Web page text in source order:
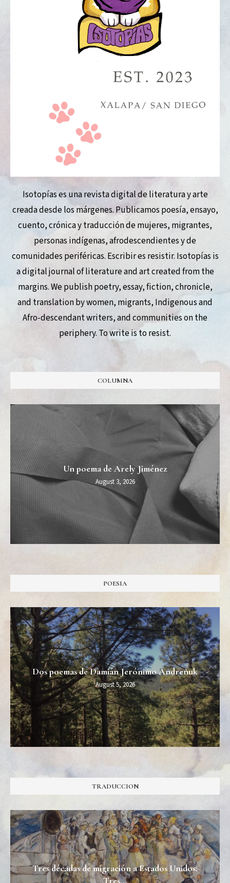
Isotopías es una revista digital de literatura y arte
creada desde los márgenes. Publicamos poesía, ensayo,
cuento, crónica y traducción de mujeres, migrantes,
personas indígenas, afrodescendientes y de
comunidades periféricas. Escribir es resistir. Isotopías is
a digital journal of literature and art created from the
margins. We publish poetry, essay, fiction, chronicle,
and translation by women, migrants, Indigenous and
Afro-descendant writers, and communities on the
periphery. To write is to resist.
COLUMNA
Un poema de Arely Jiménez
August 3, 2026
POESIA
Dos poemas de Damián Jerónimo Andreñuk
August 5, 2026
TRADUCCION
Tres décadas de migración a Estados Unidos:
Tres...